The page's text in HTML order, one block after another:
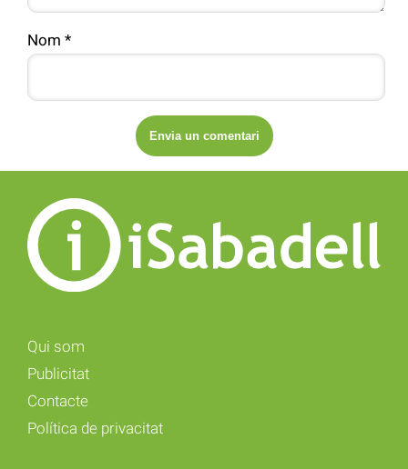
Nom *
Qui som
Publicitat
Contacte
Política de privacitat